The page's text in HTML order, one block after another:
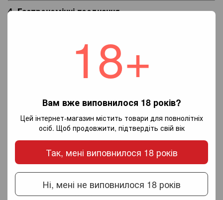
18+
Вам вже виповнилося 18 років?
Цей інтернет-магазин містить товари для повнолітніх
осіб. Щоб продовжити, підтвердіть свій вік
Так, мені виповнилося 18 років
Ні, мені не виповнилося 18 років
4. Гастрономічні поєднання
білою рибою (на пару, грилі або у лимонному соусі)
морепродуктами (креветки, кальмари)
легкими закусками, вегетаріанськими стравами
5. Порада сомельє
Подавайте при температурі8–10°C. Це ідеальне вино для
теплого вечора, пікніка чи невимушеної вечері.
Характеристики
Hans Baer Sauvignon Blanc trocken (біле
сухе вино)